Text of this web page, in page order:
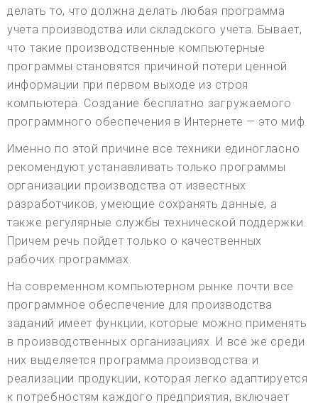
делать то, что должна делать любая программа
учета производства или складского учета. Бывает,
что такие производственные компьютерные
программы становятся причиной потери ценной
информации при первом выходе из строя
компьютера. Создание бесплатно загружаемого
программного обеспечения в Интернете — это миф.
Именно по этой причине все техники единогласно
рекомендуют устанавливать только программы
организации производства от известных
разработчиков, умеющие сохранять данные, а
также регулярные службы технической поддержки.
Причем речь пойдет только о качественных
рабочих программах.
На современном компьютерном рынке почти все
программное обеспечение для производства
заданий имеет функции, которые можно применять
в производственных организациях. И все же среди
них выделяется программа производства и
реализации продукции, которая легко адаптируется
к потребностям каждого предприятия, включает